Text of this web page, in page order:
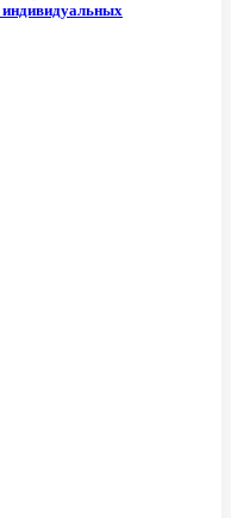
индивидуальных